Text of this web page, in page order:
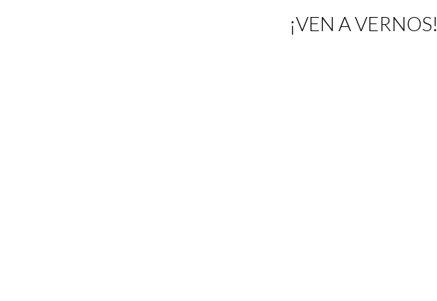
¡VEN A VERNOS!